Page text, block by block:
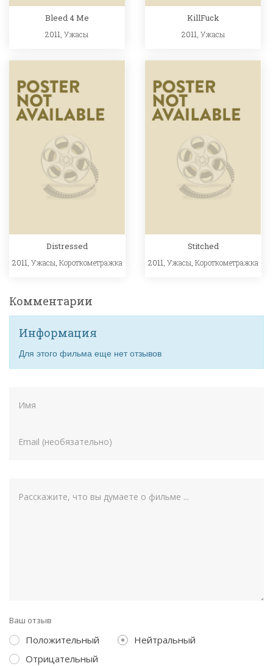
Bleed 4 Me
2011,Ужасы
KillFuck
2011, Ужасы
Distressed
2011, Ужасы Короткометражка
Stitched
2011,Ужасы ,Короткометражка
Комментарии
Информация
Для этого фильма еще нет отзывов
Ваш отзыв
Положительный
Нейтральный
Отрицательный